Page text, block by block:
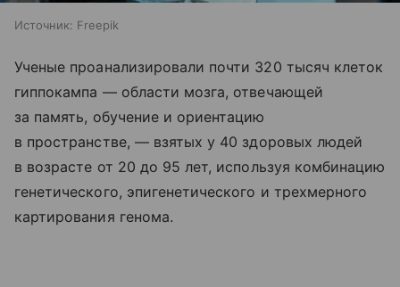
Источник: Freepik
Ученые проанализировали почти 320 тысяч клеток
гиппокампа — области мозга, отвечающей
за память, обучение и ориентацию
в пространстве, — взятых у 40 здоровых людей
в возрасте от 20 до 95 лет, используя комбинацию
генетического, эпигенетического и трехмерного
картирования генома.